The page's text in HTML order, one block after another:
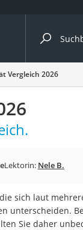
nach Kategorie
Vergleich 2026
Lektorin: Nele B.
sich laut
unterscheiden.
Sie daher